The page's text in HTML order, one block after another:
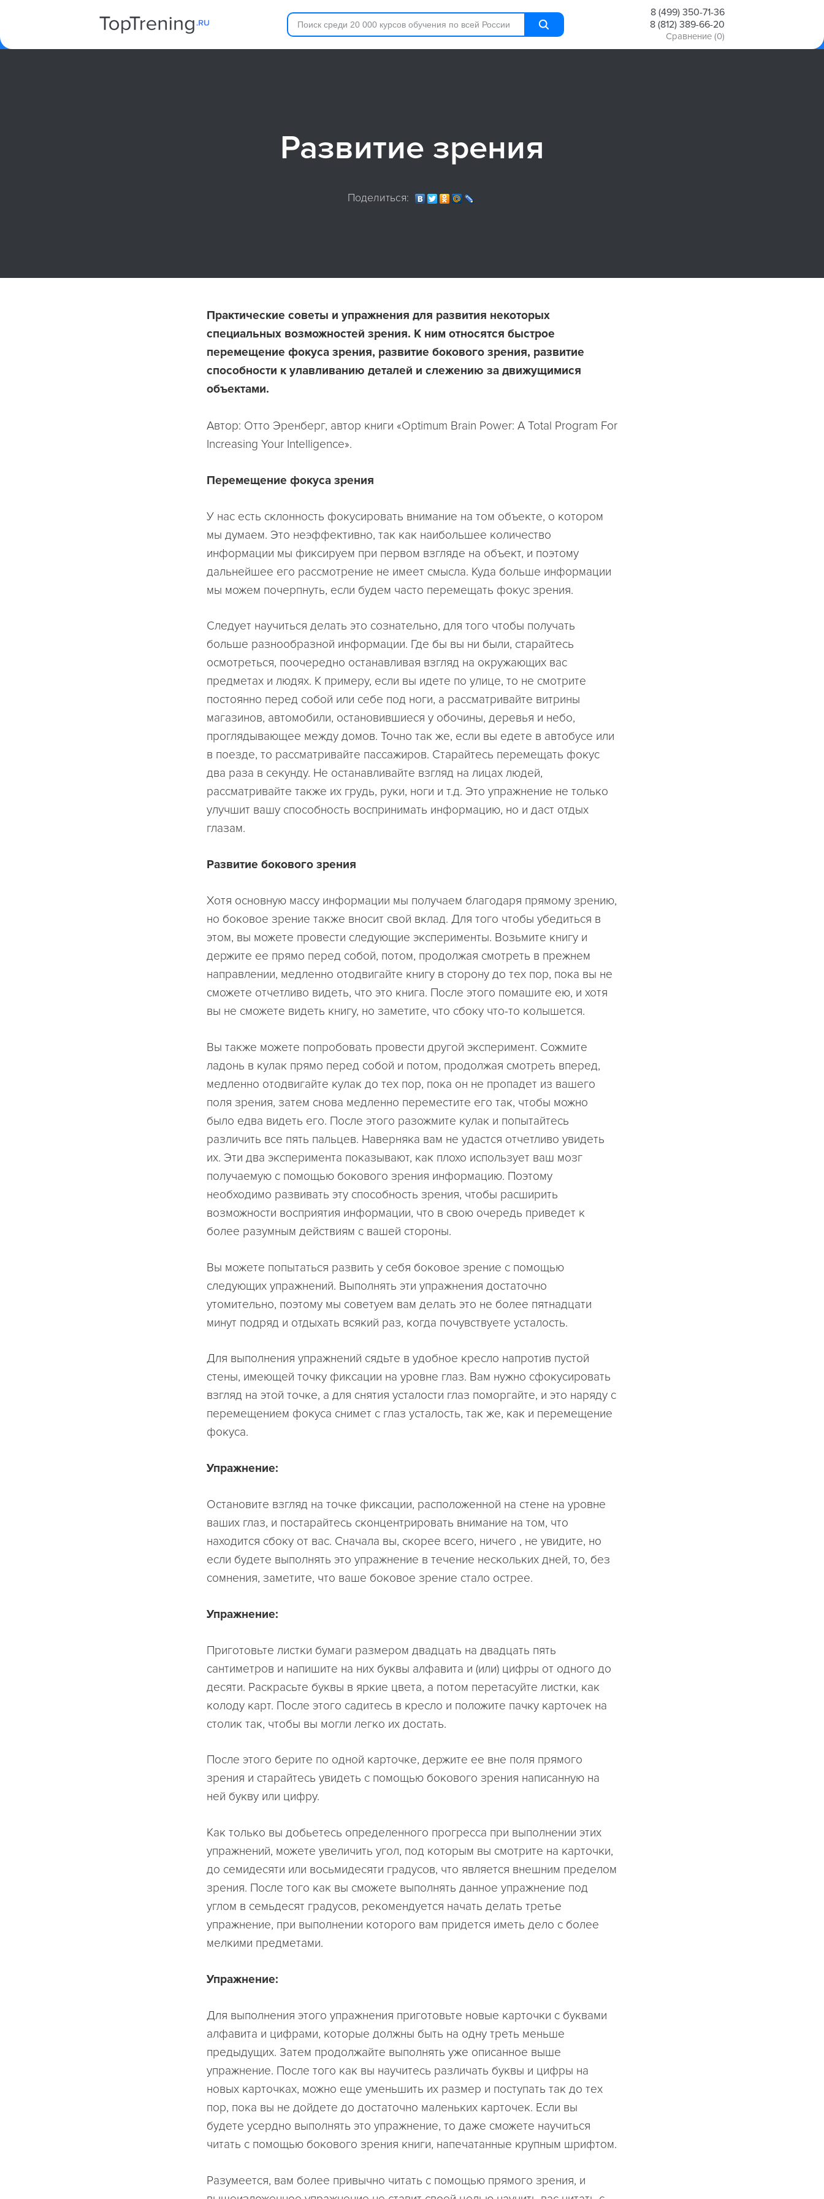
8 (499) 350-71-36
8 (812) 389-66-20
Сравнение (0)
Развитие зрения
Поделиться:
Практические советы и упражнения для развития некоторых
специальных возможностей зрения. К ним относятся быстрое
перемещение фокуса зрения, развитие бокового зрения, развитие
способности к улавливанию деталей и слежению за движущимися
объектами.
Автор: Отто Эренберг, автор книги «Optimum Brain Power: A Total Program For
Increasing Your Intelligence».
Перемещение фокуса зрения
У нас есть склонность фокусировать внимание на том объекте, о котором
мы думаем. Это неэффективно, так как наибольшее количество
информации мы фиксируем при первом взгляде на объект, и поэтому
дальнейшее его рассмотрение не имеет смысла. Куда больше информации
мы можем почерпнуть, если будем часто перемещать фокус зрения.
Следует научиться делать это сознательно, для того чтобы получать
больше разнообразной информации. Где бы вы ни были, старайтесь
осмотреться, поочередно останавливая взгляд на окружающих вас
предметах и людях. К примеру, если вы идете по улице, то не смотрите
постоянно перед собой или себе под ноги, а рассматривайте витрины
магазинов, автомобили, остановившиеся у обочины, деревья и небо,
проглядывающее между домов. Точно так же, если вы едете в автобусе или
в поезде, то рассматривайте пассажиров. Старайтесь перемещать фокус
два раза в секунду. Не останавливайте взгляд на лицах людей,
рассматривайте также их грудь, руки, ноги и т.д. Это упражнение не только
улучшит вашу способность воспринимать информацию, но и даст отдых
глазам.
Развитие бокового зрения
Хотя основную массу информации мы получаем благодаря прямому зрению,
но боковое зрение также вносит свой вклад. Для того чтобы убедиться в
этом, вы можете провести следующие эксперименты. Возьмите книгу и
держите ее прямо перед собой, потом, продолжая смотреть в прежнем
направлении, медленно отодвигайте книгу в сторону до тех пор, пока вы не
сможете отчетливо видеть, что это книга. После этого помашите ею, и хотя
вы не сможете видеть книгу, но заметите, что сбоку что-то колышется.
Вы также можете попробовать провести другой эксперимент. Сожмите
ладонь в кулак прямо перед собой и потом, продолжая смотреть вперед,
медленно отодвигайте кулак до тех пор, пока он не пропадет из вашего
поля зрения, затем снова медленно переместите его так, чтобы можно
было едва видеть его. После этого разожмите кулак и попытайтесь
различить все пять пальцев. Наверняка вам не удастся отчетливо увидеть
их. Эти два эксперимента показывают, как плохо использует ваш мозг
получаемую с помощью бокового зрения информацию. Поэтому
необходимо развивать эту способность зрения, чтобы расширить
возможности восприятия информации, что в свою очередь приведет к
более разумным действиям с вашей стороны.
Вы можете попытаться развить у себя боковое зрение с помощью
следующих упражнений. Выполнять эти упражнения достаточно
утомительно, поэтому мы советуем вам делать это не более пятнадцати
минут подряд и отдыхать всякий раз, когда почувствуете усталость.
Для выполнения упражнений сядьте в удобное кресло напротив пустой
стены, имеющей точку фиксации на уровне глаз. Вам нужно сфокусировать
взгляд на этой точке, а для снятия усталости глаз поморгайте, и это наряду с
перемещением фокуса снимет с глаз усталость, так же, как и перемещение
фокуса.
Упражнение:
Остановите взгляд на точке фиксации, расположенной на стене на уровне
ваших глаз, и постарайтесь сконцентрировать внимание на том, что
находится сбоку от вас. Сначала вы, скорее всего, ничего , не увидите, но
если будете выполнять это упражнение в течение нескольких дней, то, без
сомнения, заметите, что ваше боковое зрение стало острее.
Упражнение:
Приготовьте листки бумаги размером двадцать на двадцать пять
сантиметров и напишите на них буквы алфавита и (или) цифры от одного до
десяти. Раскрасьте буквы в яркие цвета, а потом перетасуйте листки, как
колоду карт. После этого садитесь в кресло и положите пачку карточек на
столик так, чтобы вы могли легко их достать.
После этого берите по одной карточке, держите ее вне поля прямого
зрения и старайтесь увидеть с помощью бокового зрения написанную на
ней букву или цифру.
Как только вы добьетесь определенного прогресса при выполнении этих
упражнений, можете увеличить угол, под которым вы смотрите на карточки,
до семидесяти или восьмидесяти градусов, что является внешним пределом
зрения. После того как вы сможете выполнять данное упражнение под
углом в семьдесят градусов, рекомендуется начать делать третье
упражнение, при выполнении которого вам придется иметь дело с более
мелкими предметами.
Упражнение:
Для выполнения этого упражнения приготовьте новые карточки с буквами
алфавита и цифрами, которые должны быть на одну треть меньше
предыдущих. Затем продолжайте выполнять уже описанное выше
упражнение. После того как вы научитесь различать буквы и цифры на
новых карточках, можно еще уменьшить их размер и поступать так до тех
пор, пока вы не дойдете до достаточно маленьких карточек. Если вы
будете усердно выполнять это упражнение, то даже сможете научиться
читать с помощью бокового зрения книги, напечатанные крупным шрифтом.
Разумеется, вам более привычно читать с помощью прямого зрения, и